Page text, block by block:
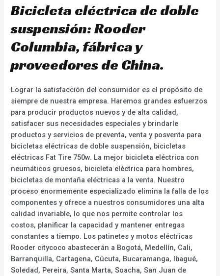
Bicicleta eléctrica de doble
suspensión: Rooder
Columbia, fábrica y
proveedores de China.
Lograr la satisfacción del consumidor es el propósito de
siempre de nuestra empresa. Haremos grandes esfuerzos
para producir productos nuevos y de alta calidad,
satisfacer sus necesidades especiales y brindarle
productos y servicios de preventa, venta y posventa para
bicicletas eléctricas de doble suspensión, bicicletas
eléctricas Fat Tire 750w. La mejor bicicleta eléctrica con
neumáticos gruesos, bicicleta eléctrica para hombres,
bicicletas de montaña eléctricas a la venta. Nuestro
proceso enormemente especializado elimina la falla de los
componentes y ofrece a nuestros consumidores una alta
calidad invariable, lo que nos permite controlar los
costos, planificar la capacidad y mantener entregas
constantes a tiempo. Los patinetes y motos eléctricas
Rooder citycoco abastecerán a Bogotá, Medellín, Cali,
Barranquilla, Cartagena, Cúcuta, Bucaramanga, Ibagué,
Soledad, Pereira, Santa Marta, Soacha, San Juan de